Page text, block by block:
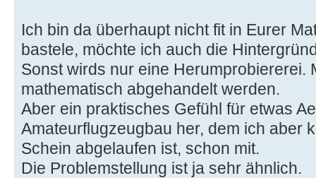
Ich bin da überhaupt nicht fit in Eurer
bastele, möchte ich auch die
Sonst wirds nur eine Herumprobiererei.
mathematisch abgehandelt werden.
Aber ein praktisches Gefühl für etwas
Amateurflugzeugbau her, dem ich aber
Schein abgelaufen ist, schon mit.
Die Problemstellung ist ja sehr ähnlich.